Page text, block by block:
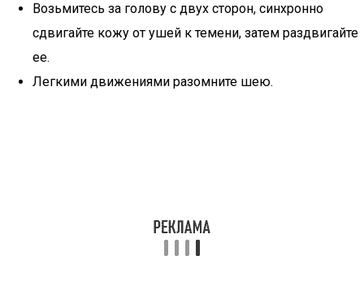
Возьмитесь за голову с двух сторон, синхронно
сдвигайте кожу от ушей к темени, затем раздвигайте
ее.
Легкими движениями разомните шею.